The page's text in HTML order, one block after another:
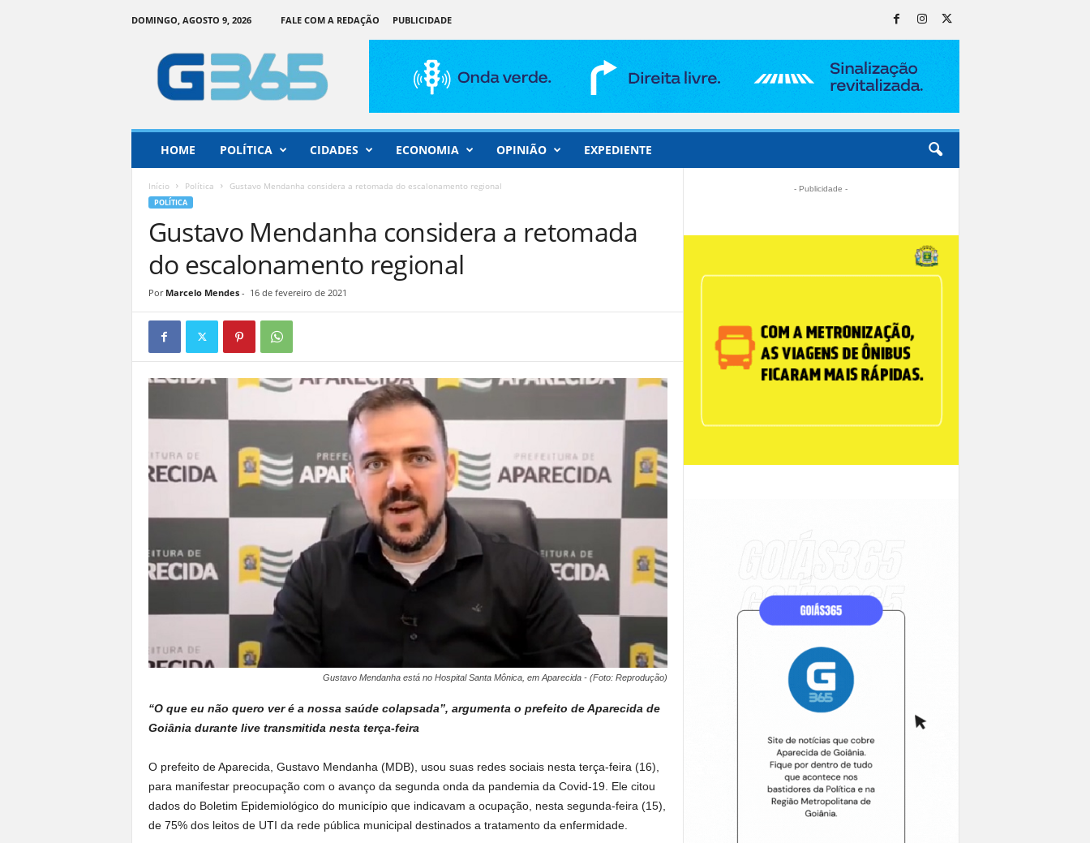
DOMINGO, AGOSTO 9, 2026 FALE COM A REDAÇÃO
PUBLICIDADE
ç
o
HOME POLÍTICA CIDADES ECONOMIA OPINIÃO EXPEDIENTE
Início Política Gustavo Mendanha considera a retomada do escalonamento regional
POLÍTICA
Gustavo Mendanha considera a retomada
do escalonamento regional
Por Marcelo Mendes- 16 de fevereiro de 2021
Gustavo Mendanha está no Hospital Santa Mônica, em Aparecida - (Foto: Reprodução)
“O que eu não quero ver é a nossa saúde colapsada”, argumenta o prefeito de Aparecida de
Goiânia durante live transmitida nesta terça-feira
O prefeito de Aparecida, Gustavo Mendanha (MDB), usou suas redes sociais nesta terça-feira (16),
para manifestar preocupação com o avanço da segunda onda da pandemia da Covid-19. Ele citou
dados do Boletim Epidemiológico do município que indicavam a ocupação, nesta segunda-feira (15),
de 75% dos leitos de UTI da rede pública municipal destinados a tratamento da enfermidade.
- Publicidade -